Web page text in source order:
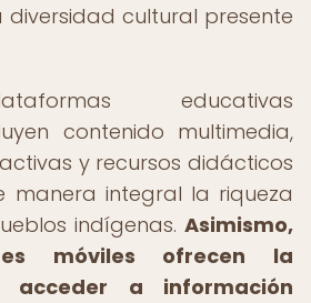
diversidad cultural presente
educativas
contenido multimedia,
y recursos didácticos
manera integral la riqueza
indígenas. Asimismo,
móviles ofrecen la
acceder a información